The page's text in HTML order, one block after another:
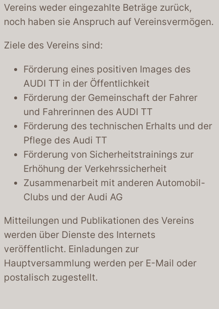
Vereins weder eingezahlte Beträge zurück,
noch haben sie Anspruch auf Vereinsvermögen.
Ziele des Vereins sind:
Förderung eines positiven Images des
AUDI TT in der Öffentlichkeit
Förderung der Gemeinschaft der Fahrer
und Fahrerinnen des AUDI TT
Förderung des technischen Erhalts und der
Pflege des Audi TT
Förderung von Sicherheitstrainings zur
Erhöhung der Verkehrssicherheit
Zusammenarbeit mit anderen Automobil-
Clubs und der Audi AG
Mitteilungen und Publikationen des Vereins
werden über Dienste des Internets
veröffentlicht. Einladungen zur
Hauptversammlung werden per E-Mail oder
postalisch zugestellt.